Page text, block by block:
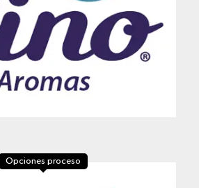
Opciones proceso